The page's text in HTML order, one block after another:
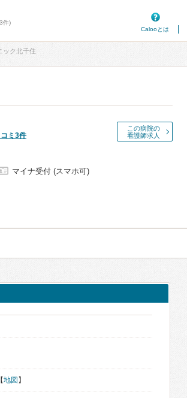
件)
Calooとは
ック北千住
この病院の
看護師求人
ミ 3件
マイナ受付 (スマホ可)
地図 】